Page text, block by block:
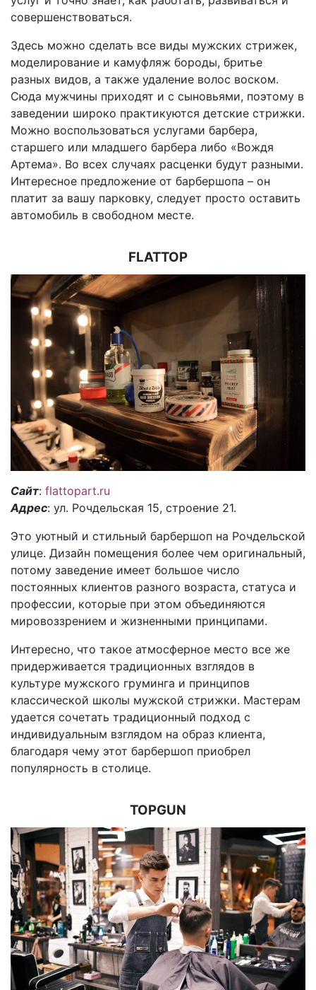
совершенствоваться.
Здесь можно сделать все виды мужских стрижек,
моделирование и камуфляж бороды, бритье
разных видов, а также удаление волос воском.
Сюда мужчины приходят и с сыновьями, поэтому в
заведении широко практикуются детские стрижки.
Можно воспользоваться услугами барбера,
старшего или младшего барбера либо «Вождя
Артема». Во всех случаях расценки будут разными.
Интересное предложение от барбершопа – он
платит за вашу парковку, следует просто оставить
автомобиль в свободном месте.
FLATTOP
Сайт: flattopart.ru
Адрес: ул. Рочдельская 15, строение 21.
Это уютный и стильный барбершоп на Рочдельской
улице. Дизайн помещения более чем оригинальный,
потому заведение имеет большое число
постоянных клиентов разного возраста, статуса и
профессии, которые при этом объединяются
мировоззрением и жизненными принципами.
Интересно, что такое атмосферное место все же
придерживается традиционных взглядов в
культуре мужского груминга и принципов
классической школы мужской стрижки. Мастерам
удается сочетать традиционный подход с
индивидуальным взглядом на образ клиента,
благодаря чему этот барбершоп приобрел
популярность в столице.
TOPGUN